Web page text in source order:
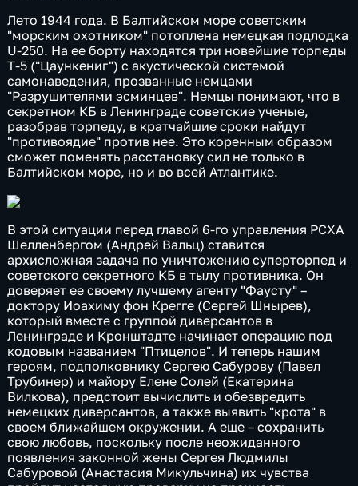
Лето 1944 года. В Балтийском море советским
"морским охотником" потоплена немецкая подлодка
U-250. На ее борту находятся три новейшие торпеды
Т-5 ("Цаункениг") с акустической системой
самонаведения, прозванные немцами
"Разрушителями эсминцев". Немцы понимают, что в
секретном КБ в Ленинграде советские ученые,
разобрав торпеду, в кратчайшие сроки найдут
"противоядие" против нее. Это коренным образом
сможет поменять расстановку сил не только в
Балтийском море, но и во всей Атлантике.
В этой ситуации перед главой 6-го управления РСХА
Шелленбергом (Андрей Вальц) ставится
архисложная задача по уничтожению суперторпед и
советского секретного КБ в тылу противника. Он
доверяет ее своему лучшему агенту "Фаусту" –
доктору Иоахиму фон Крегге (Сергей Шнырев),
который вместе с группой диверсантов в
Ленинграде и Кронштадте начинает операцию под
кодовым названием "Птицелов". И теперь нашим
героям, подполковнику Сергею Сабурову (Павел
Трубинер) и майору Елене Солей (Екатерина
Вилкова), предстоит вычислить и обезвредить
немецких диверсантов, а также выявить "крота" в
своем ближайшем окружении. А еще – сохранить
свою любовь, поскольку после неожиданного
появления законной жены Сергея Людмилы
Сабуровой (Анастасия Микульчина) их чувства